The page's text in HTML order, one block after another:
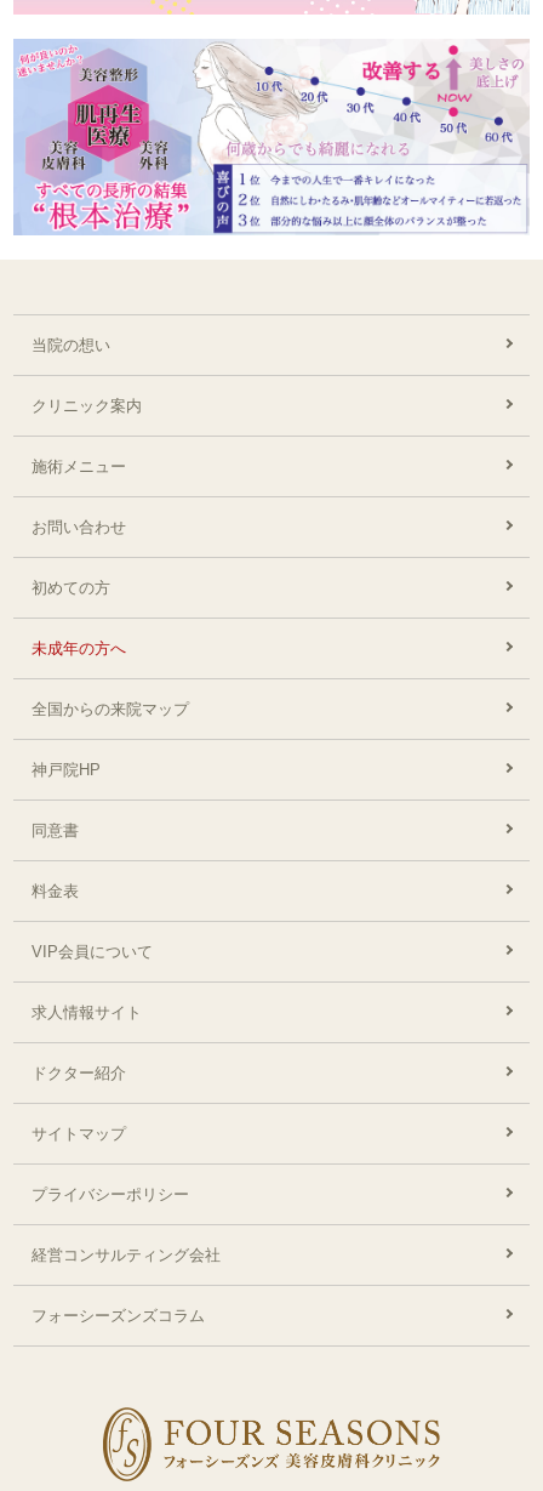
当院の想い
クリニック案内
施術メニュー
お問い合わせ
初めての方
未成年の方へ
全国からの来院マップ
神戸院HP
同意書
料金表
VIP会員について
求人情報サイト
ドクター紹介
サイトマップ
プライバシーポリシー
経営コンサルティング会社
フォーシーズンズコラム
フ
ォ
ー